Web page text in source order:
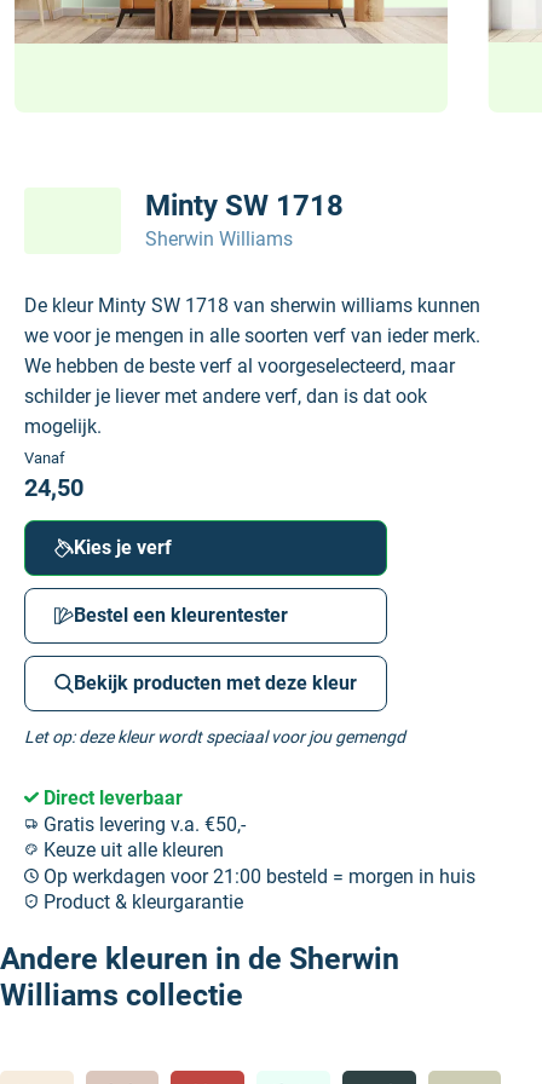
Minty SW 1718
Sherwin Williams
De kleur Minty SW 1718 van sherwin williams kunnen
we voor je mengen in alle soorten verf van ieder merk.
We hebben de beste verf al voorgeselecteerd, maar
schilder je liever met andere verf, dan is dat ook
mogelijk.
Vanaf
24,50
Kies je verf
Bestel een kleurentester
Bekijk producten met deze kleur
Let op: deze kleur wordt speciaal voor jou gemengd
Direct leverbaar
Gratis levering v.a. €50,-
Keuze uit alle kleuren
Op werkdagen voor 21:00 besteld = morgen in huis
Product & kleurgarantie
Andere kleuren in de Sherwin
Williams collectie